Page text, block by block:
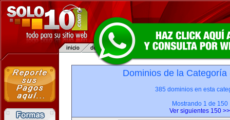
Dominios de la
385 dominios en esta
Mostrando 1 de 150
Ver siguientes 150 >>